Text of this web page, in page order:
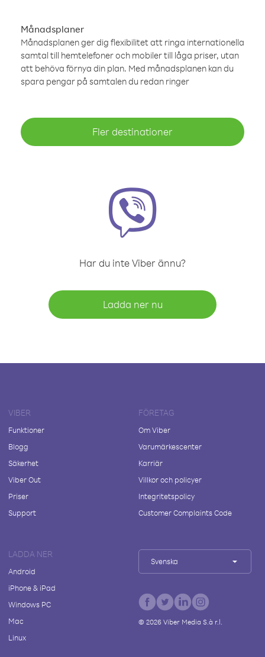
Månadsplaner
Månadsplanen ger dig flexibilitet att ringa internationella
samtal till hemtelefoner och mobiler till låga priser, utan
att behöva förnya din plan. Med månadsplanen kan du
spara pengar på samtalen du redan ringer
Fler destinationer
Har du inte Viber ännu?
Ladda ner nu
VIBER
Funktioner
Blogg
Säkerhet
Viber Out
Priser
Support
FÖRETAG
Om Viber
Varumärkescenter
Karriär
Villkor och policyer
Integritetspolicy
Customer Complaints Code
LADDA NER
Android
iPhone & iPad
Windows PC
Mac
Linux
Svenska
© 2026Viber Media S.à r.l.